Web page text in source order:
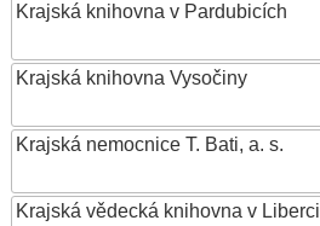
Krajská knihovna v Pardubicích
Krajská knihovna Vysočiny
Krajská nemocnice T. Bati, a. s.
Krajská vědecká knihovna v Liberci